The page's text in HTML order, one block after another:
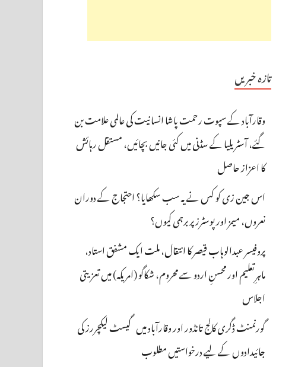
تازہ خبریں
وقارآباد کے سپوت رحمت پاشا انسانیت کی عالمی علامت بن
گئے، آسٹریلیا کے سڈنی میں کئی جانیں بچائیں، مستقل رہائش
کا اعزاز حاصل
اس جین زی کو کس نے یہ سب سکھایا؟ احتجاج کے دوران
نعروں، میمز اور پوسٹرز پر برہمی کیوں؟
پروفیسر عبدالوہاب قیصر کا انتقال، ملت ایک مشفق استاد،
ماہرِتعلیم اور محسنِ اردو سے محروم، شکاگو (امریکہ) میں تعزیتی
اجلاس
گورنمنٹ ڈگری کالج تانڈور اور وقارآباد میں گیسٹ لیکچررز کی
جائیدادوں کے لیے درخواستیں مطلوب